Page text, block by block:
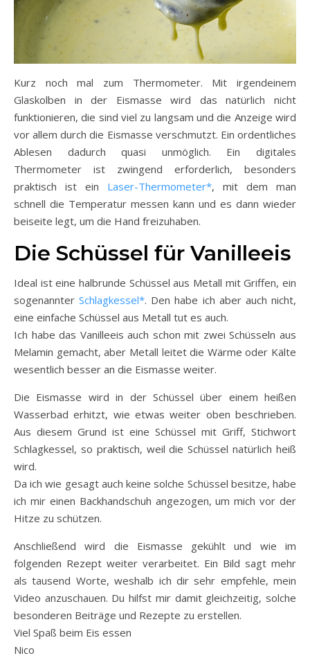
Kurz noch mal zum Thermometer. Mit irgendeinem
Glaskolben in der Eismasse wird das natürlich nicht
funktionieren, die sind viel zu langsam und die Anzeige wird
vor allem durch die Eismasse verschmutzt. Ein ordentliches
Ablesen dadurch quasi unmöglich. Ein digitales
Thermometer ist zwingend erforderlich, besonders
praktisch ist ein Laser-Thermometer*, mit dem man
schnell die Temperatur messen kann und es dann wieder
beiseite legt, um die Hand freizuhaben.
Die Schüssel für Vanilleeis
Ideal ist eine halbrunde Schüssel aus Metall mit Griffen, ein
sogenannterSchlagkessel*. Den habe ich aber auch nicht,
eine einfache Schüssel aus Metall tut es auch.
Ich habe das Vanilleeis auch schon mit zwei Schüsseln aus
Melamin gemacht, aber Metall leitet die Wärme oder Kälte
wesentlich besser an die Eismasse weiter.
Die Eismasse wird in der Schüssel über einem heißen
Wasserbad erhitzt, wie etwas weiter oben beschrieben.
Aus diesem Grund ist eine Schüssel mit Griff, Stichwort
Schlagkessel, so praktisch, weil die Schüssel natürlich heiß
wird.
Da ich wie gesagt auch keine solche Schüssel besitze, habe
ich mir einen Backhandschuh angezogen, um mich vor der
Hitze zu schützen.
Anschließend wird die Eismasse gekühlt und wie im
folgenden Rezept weiter verarbeitet. Ein Bild sagt mehr
als tausend Worte, weshalb ich dir sehr empfehle, mein
Video anzuschauen. Du hilfst mir damit gleichzeitig, solche
besonderen Beiträge und Rezepte zu erstellen.
Viel Spaß beim Eis essen
Nico